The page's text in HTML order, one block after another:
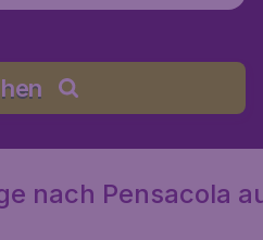
Staaten
nach Pensacola